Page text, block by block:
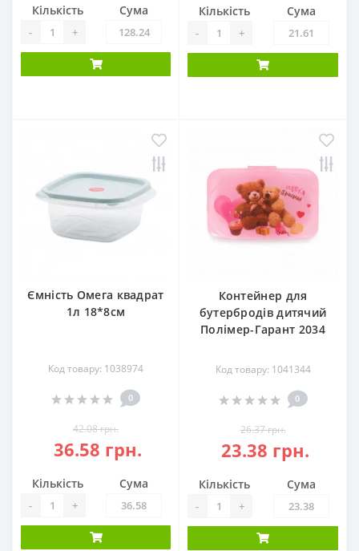
Кількість
- +
Сума Кількість
- +
Сума
Ємність Омега квадрат
1л 18*8см
Код товару: 1038974
0
42.08 грн.
36.58 грн.
Кількість
- +
Сума
Контейнер для
бутербродів дитячий
Полімер-Гарант 2034
Код товару: 1041344
0
26.37 грн.
23.38 грн.
Кількість
- +
Сума